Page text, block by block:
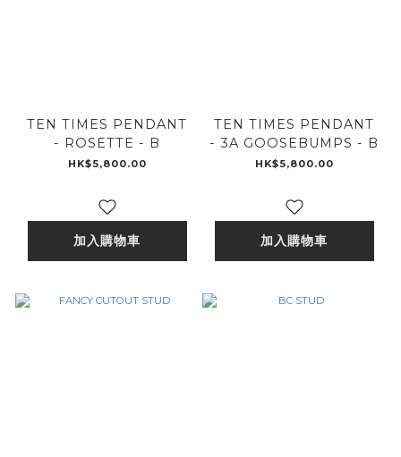
TEN TIMES PENDANT
- ROSETTE - B
HK$5,800.00
加入購物車
TEN TIMES PENDANT
- 3A GOOSEBUMPS - B
HK$5,800.00
加入購物車